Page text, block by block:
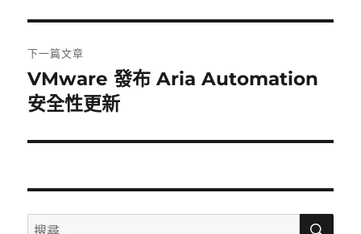
覽
文
章:
下一篇文章
下
一
文
VMware 發布 Aria Automation
安全性更新
搜
搜